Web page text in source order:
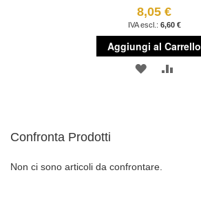
8,05 €
6,60 €
Aggiungi al Carrello
AGGIUNGI
Confronta Prodotti
Non ci sono articoli da confrontare.